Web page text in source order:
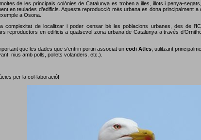
de les principals colònies de Catalunya es troben a illes, illots i penya-
en teulades d’edificis. Aquesta reproducció més urbana es dona principalment
a Osona.
complexitat de localitzar i poder censar bé les poblacions urbanes, des de
reproductors en edificis a qualsevol zona urbana de Catalunya a través
que les dades que s’entrin portin associat un codi Atles , utilitzant
nius amb polls, pollets volanders, etc.).
per la col·laboració!